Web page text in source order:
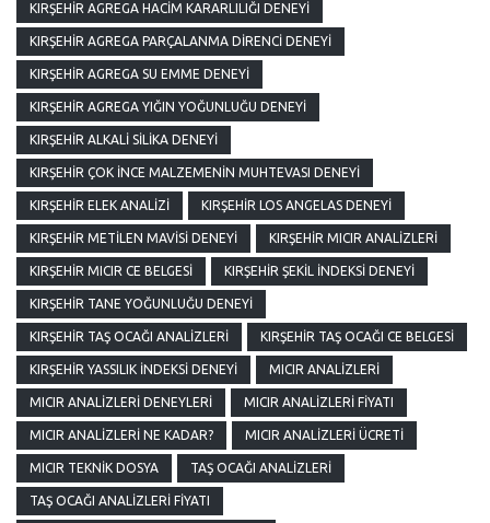
KIRŞEHIR AGREGA HACIM KARARLILIĞI DENEYI
KIRŞEHIR AGREGA PARÇALANMA DIRENCI DENEYI
KIRŞEHIR AGREGA SU EMME DENEYI
KIRŞEHIR AGREGA YIĞIN YOĞUNLUĞU DENEYI
KIRŞEHIR ALKALI SILIKA DENEYI
KIRŞEHIR ÇOK İNCE MALZEMENIN MUHTEVASI DENEYI
KIRŞEHIR ELEK ANALIZI KIRŞEHIR LOS ANGELAS DENEYI
KIRŞEHIR METILEN MAVISI DENEYI KIRŞEHIR MICIR ANALIZLERI
KIRŞEHIR MICIR CE BELGESI KIRŞEHIR ŞEKIL İNDEKSI DENEYI
KIRŞEHIR TANE YOĞUNLUĞU DENEYI
KIRŞEHIR TAŞ OCAĞI ANALIZLERI KIRŞEHIR TAŞ OCAĞI CE BELGESI
KIRŞEHIR YASSILIK İNDEKSI DENEYI MICIR ANALIZLERI
MICIR ANALIZLERI DENEYLERI MICIR ANALIZLERI FIYATI
MICIR ANALIZLERI NE KADAR? MICIR ANALIZLERI ÜCRETI
MICIR TEKNIK DOSYA TAŞ OCAĞI ANALIZLERI
TAŞ OCAĞI ANALIZLERI FIYATI